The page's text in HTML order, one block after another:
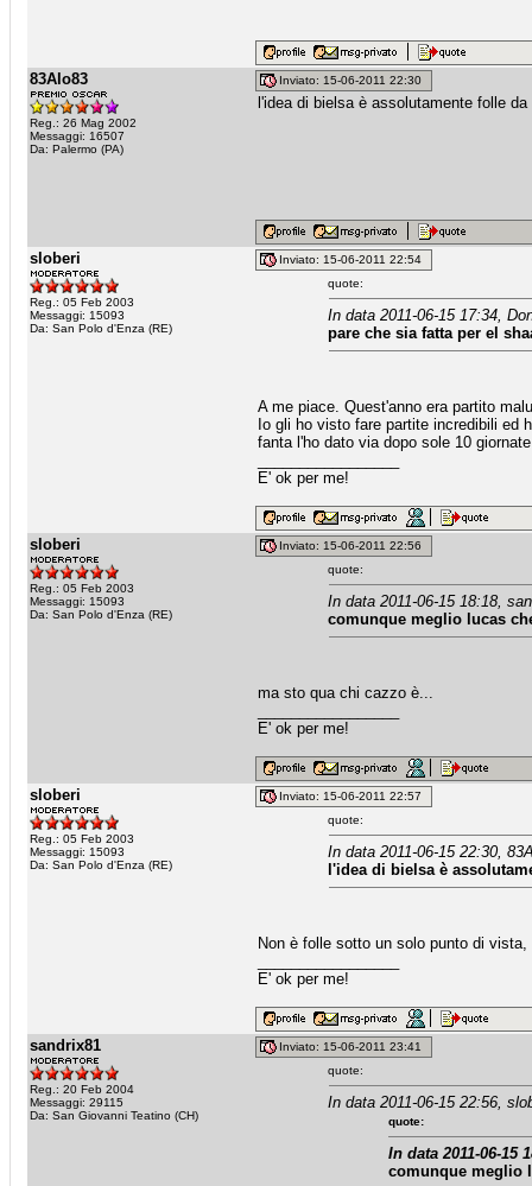
83Alo83
Reg.: 26 Mag 2002
Messaggi: 16507
Da: Palermo (PA)
Inviato: 15-06-2011 22:30
l'idea di bielsa è assolutamente folle
sloberi
Reg.: 05 Feb 2003
Messaggi: 15093
Da: San Polo d'Enza (RE)
Inviato: 15-06-2011 22:54
quote:
In data 2011-06-15 17:34,
pare che sia fatta per el
A me piace. Quest'anno era partito
Io gli ho visto fare partite incredibili ed
fanta l'ho dato via dopo sole 10
E' ok per me!
sloberi
Reg.: 05 Feb 2003
Messaggi: 15093
Da: San Polo d'Enza (RE)
Inviato: 15-06-2011 22:56
quote:
In data 2011-06-15 18:18,
comunque meglio lucas
ma sto qua chi cazzo è...
E' ok per me!
sloberi
Reg.: 05 Feb 2003
Messaggi: 15093
Da: San Polo d'Enza (RE)
Inviato: 15-06-2011 22:57
quote:
In data 2011-06-15 22:30,
l'idea di bielsa è
Non è folle sotto un solo punto di
E' ok per me!
sandrix81
Reg.: 20 Feb 2004
Messaggi: 29115
Da: San Giovanni Teatino (CH)
Inviato: 15-06-2011 23:41
quote:
In data 2011-06-15 22:56,
quote:
In data 2011-06-15
comunque meglio